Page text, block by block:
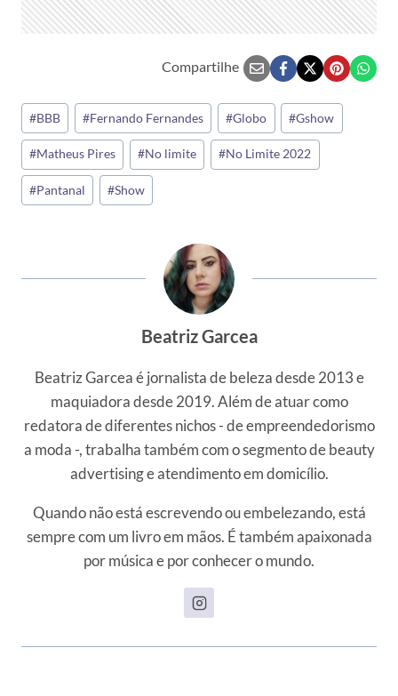
Compartilhe
Tags
do
Post:
#BBB #Fernando Fernandes #Globo #Gshow
#Matheus Pires #No limite #No Limite 2022
#Pantanal #Show
Beatriz Garcea
Beatriz Garcea é jornalista de beleza desde 2013 e
maquiadora desde 2019. Além de atuar como
redatora de diferentes nichos - de empreendedorismo
a moda -, trabalha também com o segmento de beauty
advertising e atendimento em domicílio.
Quando não está escrevendo ou embelezando, está
sempre com um livro em mãos. É também apaixonada
por música e por conhecer o mundo.